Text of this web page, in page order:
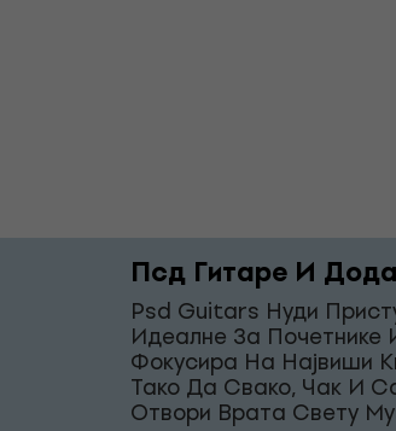
Псд Гитаре И
Psd Guitars Нуди
Идеалне За
Фокусира На Највиши
Тако Да Свако, Чак И
Отвори Врата Свету